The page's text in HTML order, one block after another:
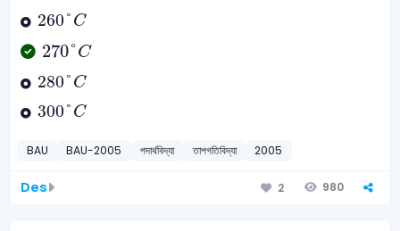
260° C
260°C
270°C
270°C
280° C
280°C
300° C
300°C
BAU BAU-2005 পদার্থবিদ্যা তাপগতিবিদ্যা 2005
Des 2 980